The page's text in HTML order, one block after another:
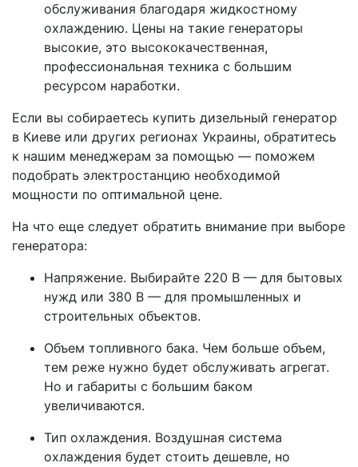
обслуживания благодаря жидкостному
охлаждению. Цены на такие генераторы
высокие, это высококачественная,
профессиональная техника с большим
ресурсом наработки.
Если вы собираетесь купить дизельный генератор
в Киеве или других регионах Украины, обратитесь
к нашим менеджерам за помощью — поможем
подобрать электростанцию необходимой
мощности по оптимальной цене.
На что еще следует обратить внимание при выборе
генератора:
Напряжение. Выбирайте 220 В — для бытовых
нужд или 380 В — для промышленных и
строительных объектов.
Объем топливного бака. Чем больше объем,
тем реже нужно будет обслуживать агрегат.
Но и габариты с большим баком
увеличиваются.
Тип охлаждения. Воздушная система
охлаждения будет стоить дешевле, но